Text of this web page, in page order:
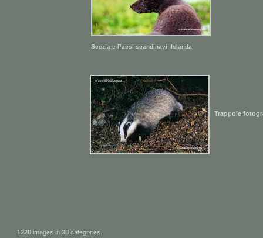
Scozia e Paesi scandinavi Islanda
Trappole
1228 images in 38 categories.